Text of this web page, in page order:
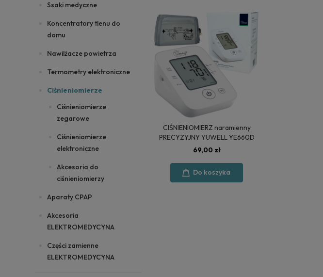
Ssaki medyczne
Koncentratory tlenu do
domu
Nawilżacze powietrza
Termometry elektroniczne
Ciśnieniomierze
Ciśnieniomierze
zegarowe
Ciśnieniomierze
elektroniczne
Akcesoria do
ciśnieniomierzy
Aparaty CPAP
Akcesoria
ELEKTROMEDYCYNA
Części zamienne
ELEKTROMEDYCYNA
CIŚNIENIOMIERZ naramienny
PRECYZYJNY YUWELL YE660D
69,00 zł
Do koszyka